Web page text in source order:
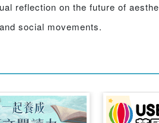
reflection on the future of
social movements.